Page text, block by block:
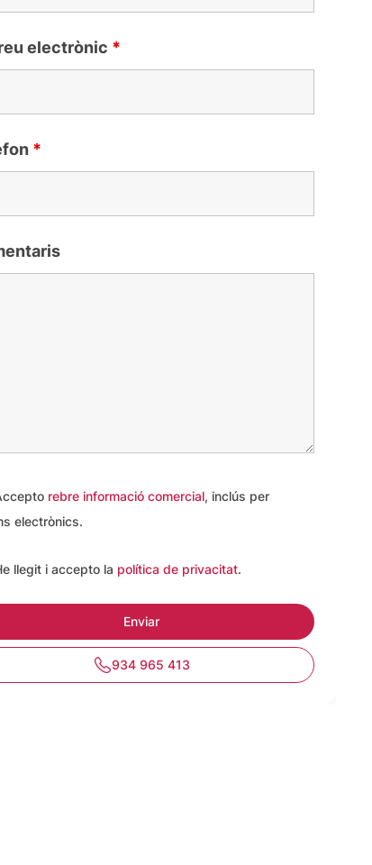
electrònic *
*
rebre informació comercial, inclús per
electrònics.
llegit i accepto la política de privacitat.
934 965 413